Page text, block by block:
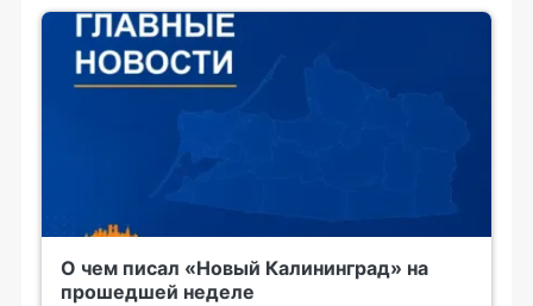
О чем писал «Новый Калининград» на
прошедшей неделе